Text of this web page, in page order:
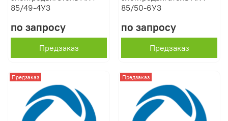
85/49-4У3
по запросу
Предзаказ
85/50-6У3
по запросу
Предзаказ
Предзаказ Предзаказ